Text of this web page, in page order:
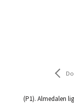
(P1). Almedalen